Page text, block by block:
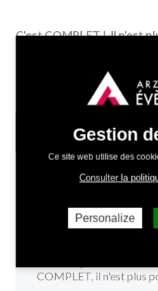
C'est COMPLET ! Il n'est
INFOS
Salle de spectacle -
COMPLET, il n'est plus
Gestion
Ce site web utilise des
Consulter la
Personalize